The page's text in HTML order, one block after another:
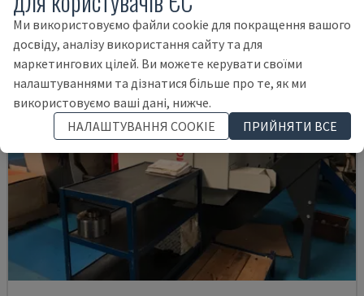
Ми використовуємо файли cookie для покращення вашого
досвіду, аналізу використання сайту та для
маркетингових цілей. Ви можете керувати своїми
налаштуваннями та дізнатися більше про те, як ми
використовуємо ваші дані, нижче.
НАЛАШТУВАННЯ COOKIE
ПРИЙНЯТИ ВСЕ